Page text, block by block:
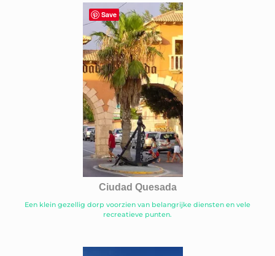
Ciudad Quesada
Een klein gezellig dorp voorzien van belangrijke diensten en vele
recreatieve punten.
Save